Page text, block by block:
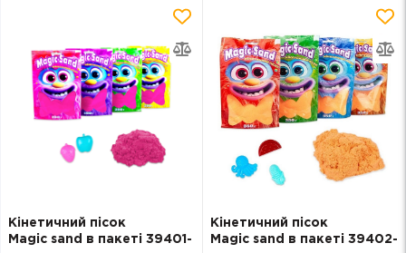
Кінетичний пісок
Magic sand в пакеті 39401-
Кінетичний пісок
Magic sand в пакеті 39402-